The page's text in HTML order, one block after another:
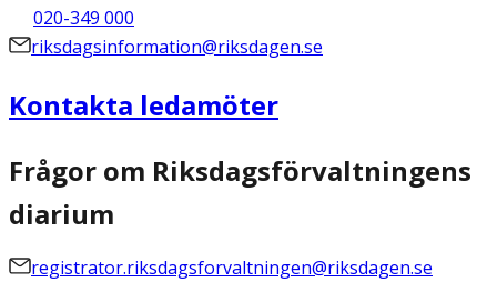
020-349 000
riksdagsinformation@riksdagen.se
Kontakta ledamöter
Frågor om Riksdagsförvaltningens
diarium
registrator.riksdagsforvaltningen@riksdagen.se